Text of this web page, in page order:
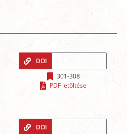
DOI
301-308
PDF letöltése
DOI